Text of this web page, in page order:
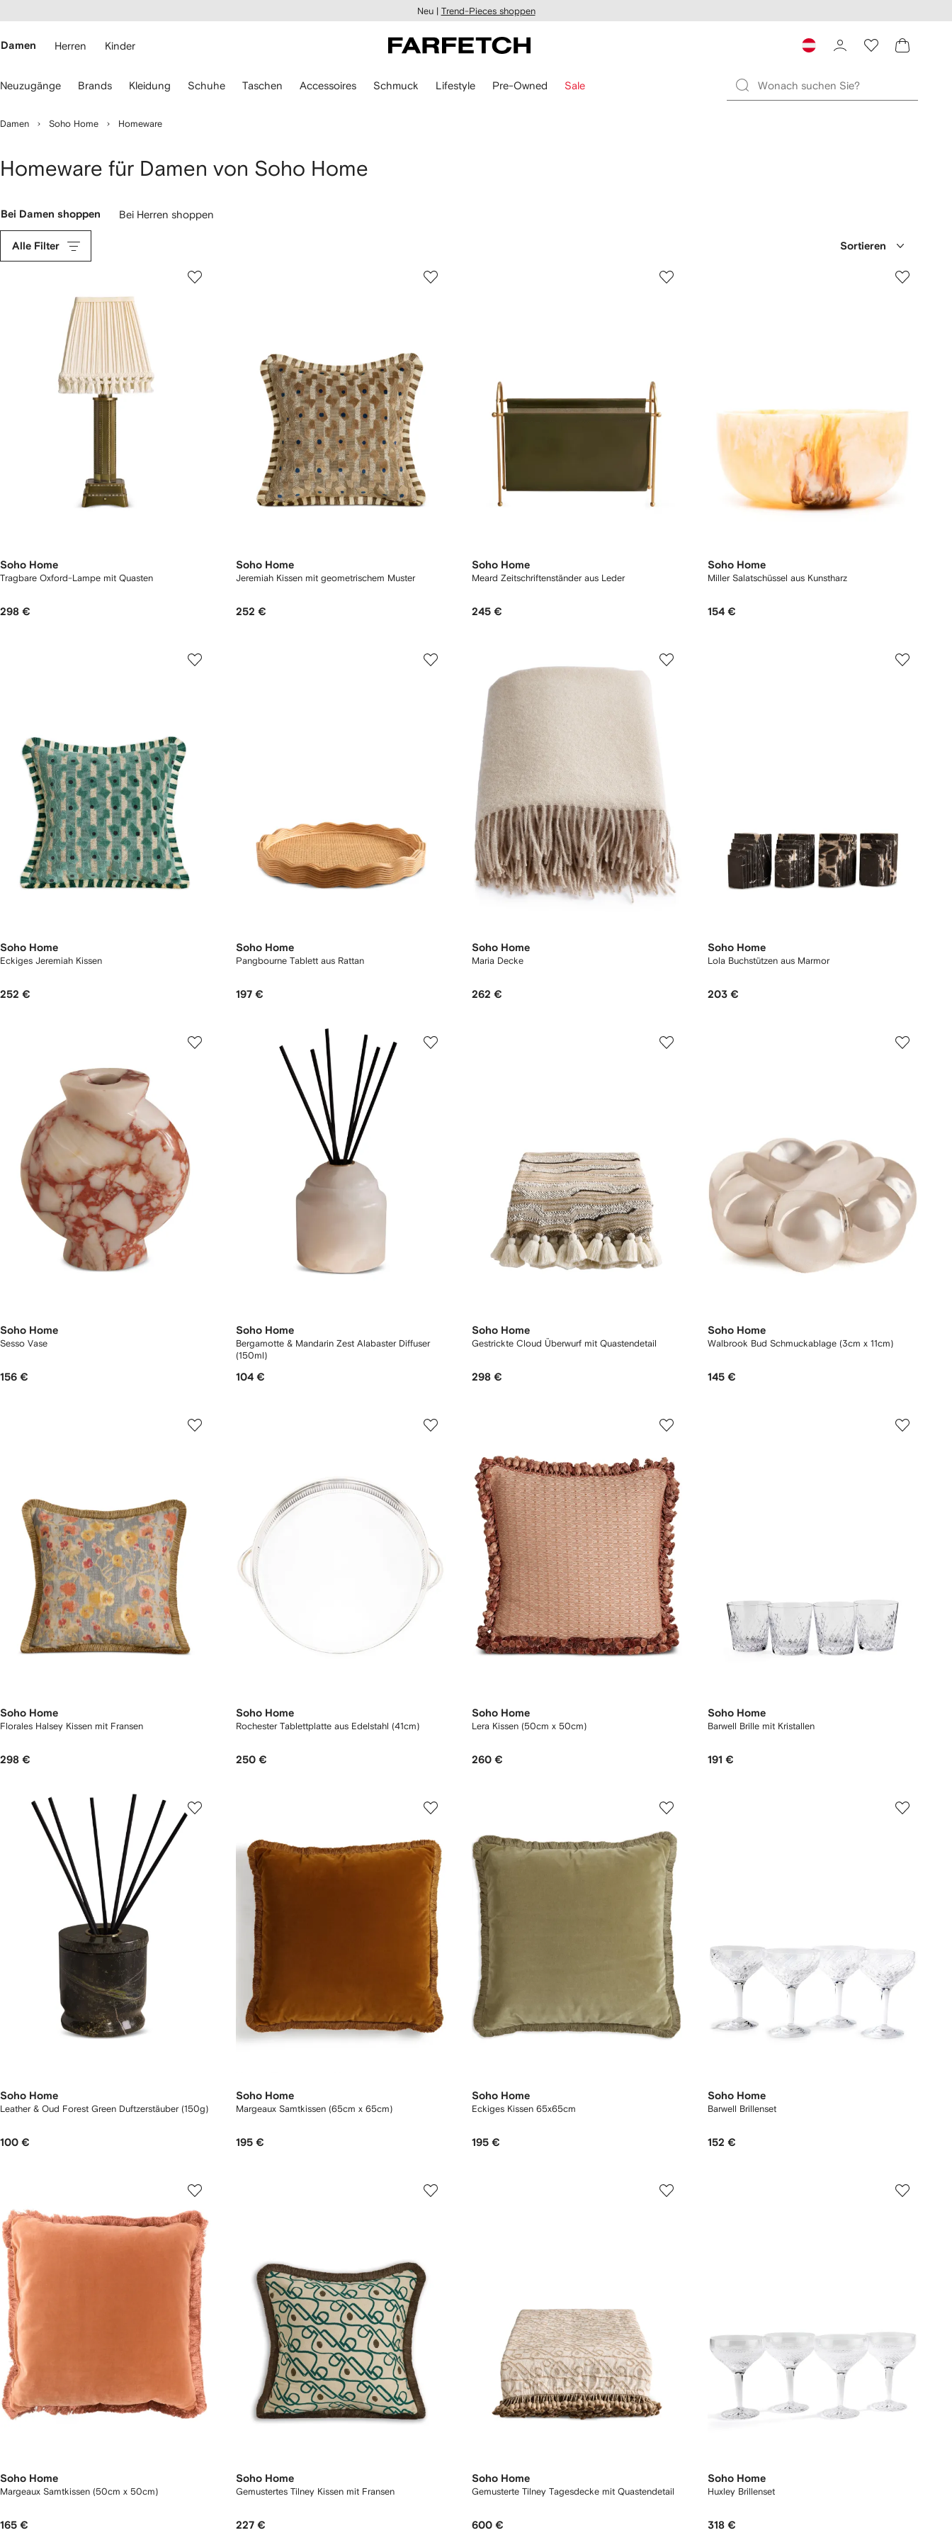
Neu | Trend-Pieces shoppen
Damen Herren Kinder
Neuzugänge Brands Kleidung Schuhe Taschen Accessoires Schmuck Lifestyle Pre-Owned Sale
Damen Soho Home Homeware
Homeware für Damen von Soho Home
Bei Damen shoppen Bei Herren shoppen
Alle Filter Sortieren
Soho Home
Tragbare Oxford-Lampe mit Quasten
298 €
Soho Home
Jeremiah Kissen mit geometrischem Muster
252 €
Soho Home
Meard Zeitschriftenständer aus Leder
245 €
Soho Home
Miller Salatschüssel aus Kunstharz
154 €
Soho Home
Eckiges Jeremiah Kissen
252 €
Soho Home
Pangbourne Tablett aus Rattan
197 €
Soho Home
Maria Decke
262 €
Soho Home
Lola Buchstützen aus Marmor
203 €
Soho Home
Sesso Vase
156 €
Soho Home
Bergamotte & Mandarin Zest Alabaster Diffuser
(150ml)
104 €
Soho Home
Gestrickte Cloud Überwurf mit Quastendetail
298 €
Soho Home
Walbrook Bud Schmuckablage (3cm x 11cm)
145 €
Soho Home
Florales Halsey Kissen mit Fransen
298 €
Soho Home
Rochester Tablettplatte aus Edelstahl (41cm)
250 €
Soho Home
Lera Kissen (50cm x 50cm)
260 €
Soho Home
Barwell Brille mit Kristallen
191 €
Soho Home
Leather & Oud Forest Green Duftzerstäuber (150g)
100 €
Soho Home
Margeaux Samtkissen (65cm x 65cm)
195 €
Soho Home
Eckiges Kissen 65x65cm
195 €
Soho Home
Barwell Brillenset
152 €
Soho Home
Margeaux Samtkissen (50cm x 50cm)
165 €
Soho Home
Gemustertes Tilney Kissen mit Fransen
227 €
Soho Home
Gemusterte Tilney Tagesdecke mit Quastendetail
600 €
Soho Home
Huxley Brillenset
318 €